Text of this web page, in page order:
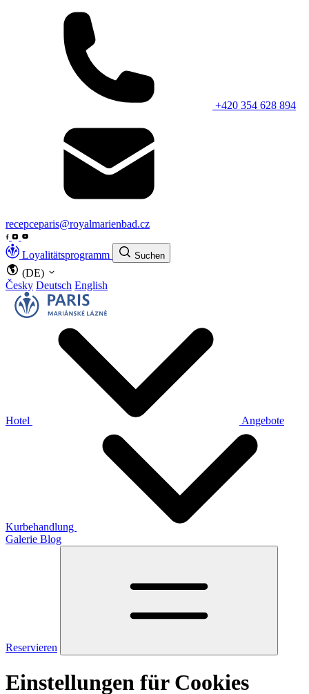
+420 354 628 894
recepceparis@royalmarienbad.cz
Loyalitätsprogramm Suchen
(DE)
Česky Deutsch English
Hotel Angebote
Kurbehandlung
Galerie Blog
Reservieren
Einstellungen für Cookies